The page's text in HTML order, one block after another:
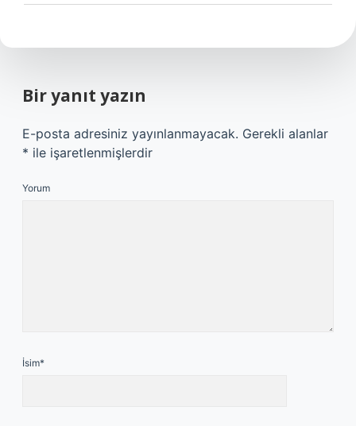
Bir yanıt yazın
E-posta adresiniz yayınlanmayacak. Gerekli alanlar
* ile işaretlenmişlerdir
Yorum
İsim*